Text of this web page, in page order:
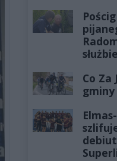
Co Za
gminy